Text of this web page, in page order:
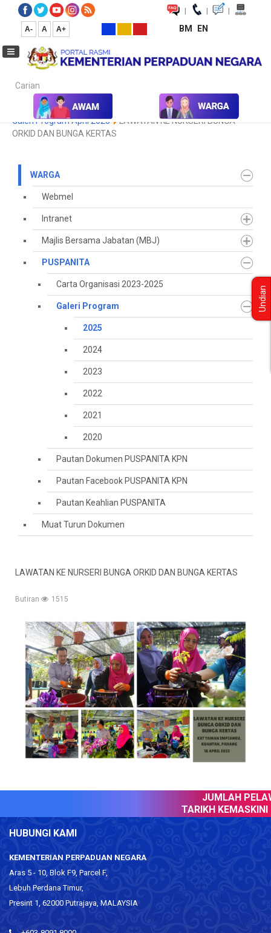
| | |
A- A A+ BM EN
Carian...
Laman Utama Warga Galeri Program
Galeri Program April 2025
LAWATAN KE NURSERI BUNGA
ORKID DAN BUNGA KERTAS
WARGA
Webmel
Intranet
Majlis Bersama Jabatan (MBJ)
PUSPANITA
Carta Organisasi 2023-2025
Galeri Program
2025
2024
2023
2022
2021
2020
Pautan Dokumen PUSPANITA KPN
Pautan Facebook PUSPANITA KPN
Pautan Keahlian PUSPANITA
Muat Turun Dokumen
LAWATAN KE NURSERI BUNGA ORKID DAN BUNGA KERTAS
Butiran 1515
JUMLAH
TARIKH KEMASKINI :
HUBUNGI KAMI
KEMENTERIAN PERPADUAN NEGARA
Aras 5 - 10, Blok F9, Parcel F,
Lebuh Perdana Timur,
Presint 1, 62000 Putrajaya, MALAYSIA
Undian